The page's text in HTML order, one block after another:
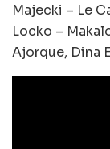
Majecki – Le
Locko –
Ajorque, Dina